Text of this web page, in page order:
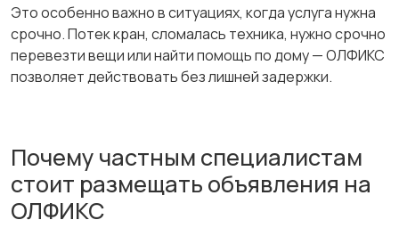
Это особенно важно в ситуациях, когда услуга нужна
срочно. Потек кран, сломалась техника, нужно срочно
перевезти вещи или найти помощь по дому — ОЛФИКС
позволяет действовать без лишней задержки.
Почему частным специалистам
стоит размещать объявления на
ОЛФИКС